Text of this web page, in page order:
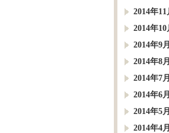
2014年11
2014年10
2014年9月
2014年8月
2014年7月
2014年6月
2014年5月
2014年4月